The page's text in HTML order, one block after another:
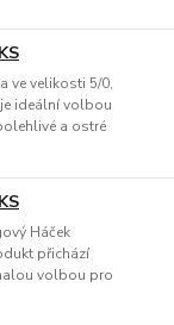
ve velikosti 5/0,
ideální volbou
a ostré
Háček
přichází
volbou pro